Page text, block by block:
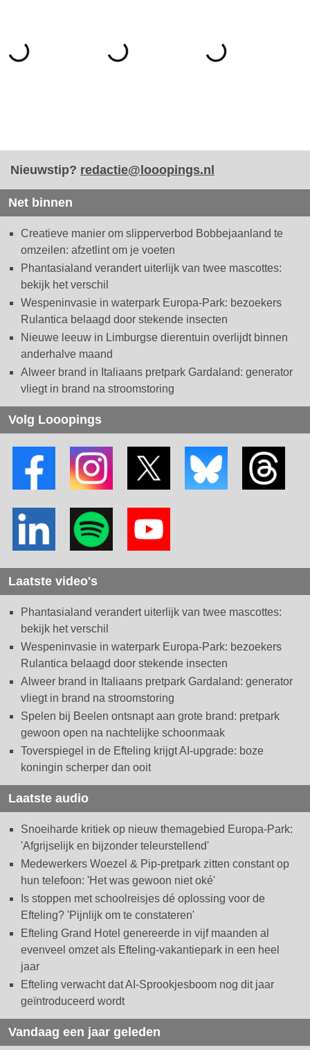
Nieuwstip? redactie@looopings.nl
Net binnen
Creatieve manier om slipperverbod Bobbejaanland te
omzeilen: afzetlint om je voeten
Phantasialand verandert uiterlijk van twee mascottes:
bekijk het verschil
Wespeninvasie in waterpark Europa-Park: bezoekers
Rulantica belaagd door stekende insecten
Nieuwe leeuw in Limburgse dierentuin overlijdt binnen
anderhalve maand
Alweer brand in Italiaans pretpark Gardaland: generator
vliegt in brand na stroomstoring
Volg Looopings
Laatste video's
Phantasialand verandert uiterlijk van twee mascottes:
bekijk het verschil
Wespeninvasie in waterpark Europa-Park: bezoekers
Rulantica belaagd door stekende insecten
Alweer brand in Italiaans pretpark Gardaland: generator
vliegt in brand na stroomstoring
Spelen bij Beelen ontsnapt aan grote brand: pretpark
gewoon open na nachtelijke schoonmaak
Toverspiegel in de Efteling krijgt AI-upgrade: boze
koningin scherper dan ooit
Laatste audio
Snoeiharde kritiek op nieuw themagebied Europa-Park:
'Afgrijselijk en bijzonder teleurstellend'
Medewerkers Woezel & Pip-pretpark zitten constant op
hun telefoon: 'Het was gewoon niet oké'
Is stoppen met schoolreisjes dé oplossing voor de
Efteling? 'Pijnlijk om te constateren'
Efteling Grand Hotel genereerde in vijf maanden al
evenveel omzet als Efteling-vakantiepark in een heel
jaar
Efteling verwacht dat AI-Sprookjesboom nog dit jaar
geïntroduceerd wordt
Vandaag een jaar geleden